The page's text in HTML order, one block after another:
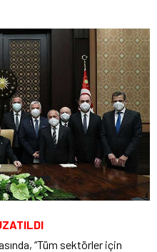
“Tüm sektörler için